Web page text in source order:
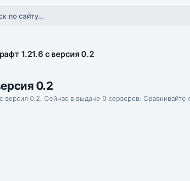
по сайту…
1.21.6 с версия 0.2
0.2
0.2. Сейчас в выдаче 0 серверов.